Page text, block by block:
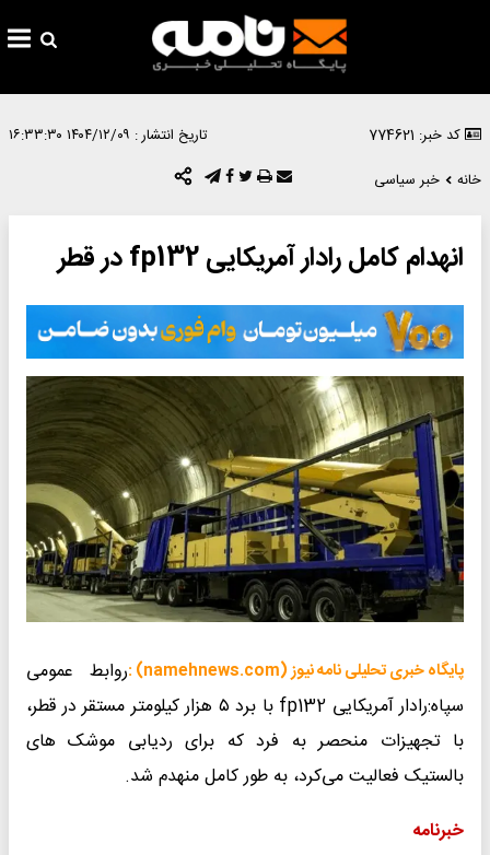
کد خبر: 774621 تاریخ انتشار : ۱۴۰۴/۱۲/۰۹ ۱۶:۳۳:۳۰
خانه
خبر سیاسی
انهدام کامل رادار آمریکایی fp132 در قطر
پایگاه خبری تحلیلی نامه نیوز (namehnews.com) :
روابط عمومی
سپاه:رادار آمریکایی fp132 با برد ۵ هزار کیلومتر مستقر در قطر،
با تجهیزات منحصر به فرد که برای ردیابی موشک های
بالستیک فعالیت می‌کرد، به طور کامل منهدم شد.
خبرنامه